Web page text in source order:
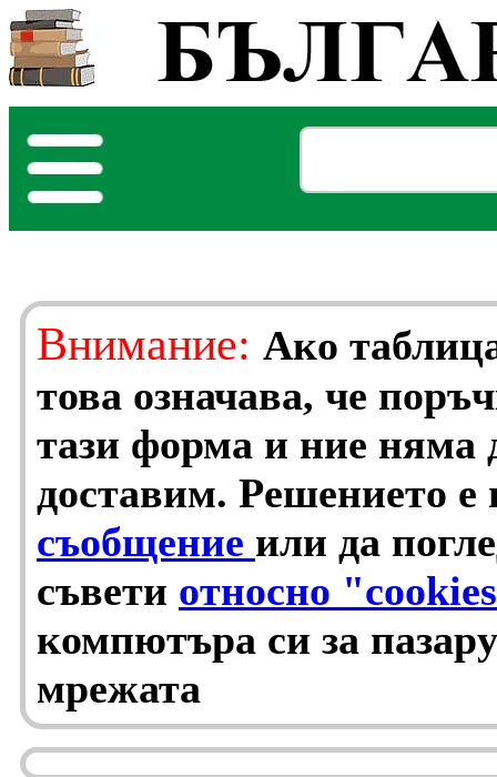
Внимание: Ако
това означава, че
тази форма и ние няма
доставим. Решението е
съобщение или да
съвети относно
компютъра си за
мрежата